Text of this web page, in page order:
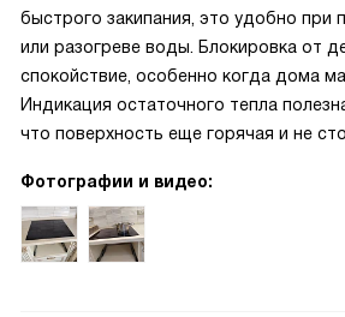
быстрого закипания, это удобно при
или разогреве воды. Блокировка от
спокойствие, особенно когда дома
Индикация остаточного тепла
что поверхность еще горячая и не
Фотографии и видео: